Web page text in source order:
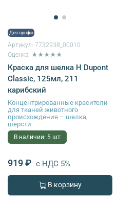
Для профи
Артикул: 7732938_00010
Оценка: ★★★★★
Краска для шелка H Dupont
Classic, 125мл, 211
карибский
Концентрированные красители
для тканей животного
происхождения – шелка,
шерсти
В наличии: 5 шт
919 ₽ с НДС 5%
В корзину